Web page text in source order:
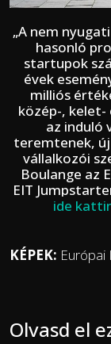
„A nem
hasonló
startupok
évek
milliós
közép-, kelet-
az induló
teremtenek,
vállalkozói
Boulange az
EIT
ide
KÉPEK: Európai
Olvasd el